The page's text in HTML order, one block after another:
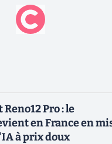
Reno12 Pro : le
en France en
à prix doux